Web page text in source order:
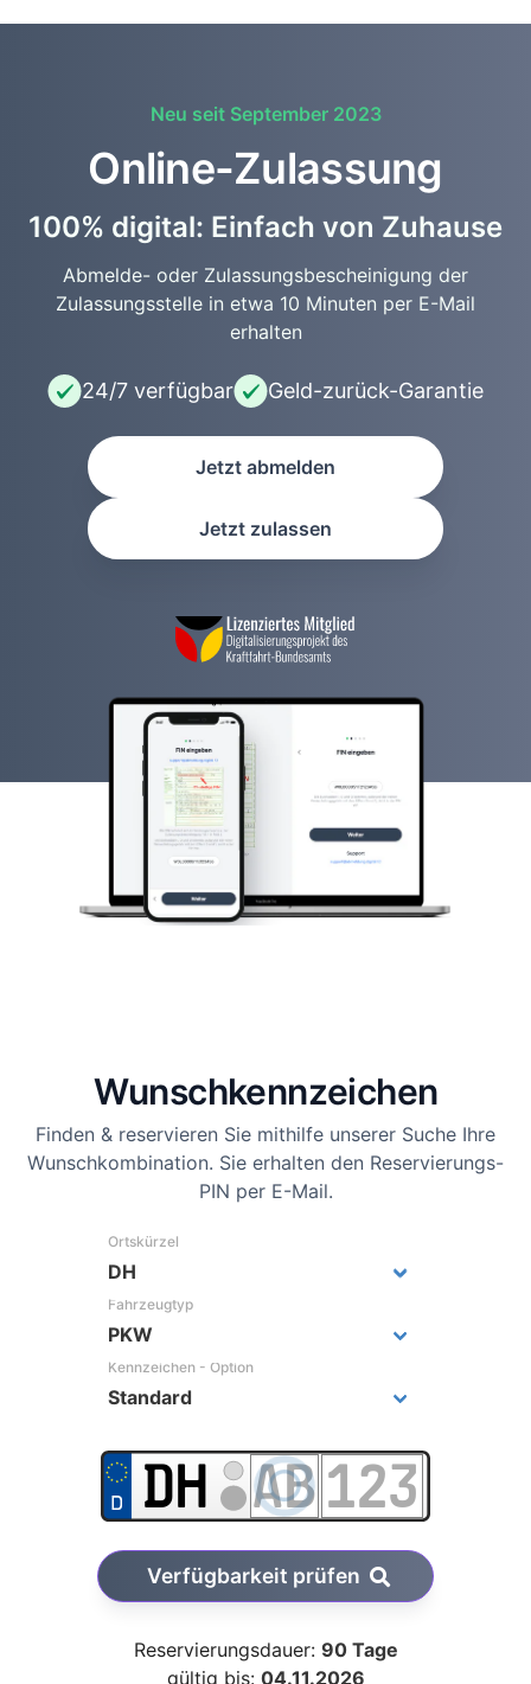
Neu seit September 2023
Online-Zulassung
100% digital: Einfach von Zuhause
Abmelde- oder Zulassungsbescheinigung der
Zulassungsstelle in etwa 10 Minuten per E-Mail
erhalten
24/7 verfügbar Geld-zurück-Garantie
Jetzt abmelden
Jetzt zulassen
Wunsch­kennzeichen
Finden & reservieren Sie mithilfe unserer Suche Ihre
Wunschkombination. Sie erhalten den Reservierungs-
PIN per E-Mail.
Ortskürzel
Fahrzeugtyp
Kennzeichen - Option
Verfügbarkeit prüfen
Reservierungsdauer: 90 Tage
gültig bis: 04.11.2026